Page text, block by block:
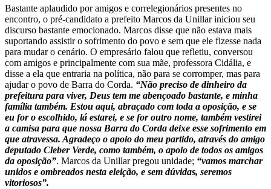
Bastante aplaudido por amigos e correlegionários presentes no
encontro, o pré-candidato a prefeito Marcos da Unillar iniciou seu
discurso bastante emocionado. Marcos disse que não estava mais
suportando assistir o sofrimento do povo e sem que ele fizesse nada
para mudar o cenário. O empresário falou que refletiu, conversou
com amigos e principalmente com sua mãe, professora Cidália, e
disse a ela que entraria na política, não para se corromper, mas para
ajudar o povo de Barra do Corda. “Não preciso de dinheiro da
prefeitura para viver, Deus tem me abençoado bastante, e minha
família também. Estou aqui, abraçado com toda a oposição, e se
eu for o escolhido, lá estarei, e se for outro nome, também vestirei
a camisa para que nossa Barra do Corda deixe esse sofrimento em
que atravessa. Agradeço o apoio do meu partido, através do amigo
deputado Cleber Verde, como também, o apoio de todos os amigos
da oposição”. Marcos da Unillar pregou unidade; “vamos marchar
unidos e ombreados nesta eleição, e sem dúvidas, seremos
vitoriosos”.